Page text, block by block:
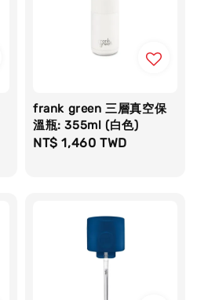
frank green 三層真空保
溫瓶: 355ml (白色)
Regular
NT$ 1,460 TWD